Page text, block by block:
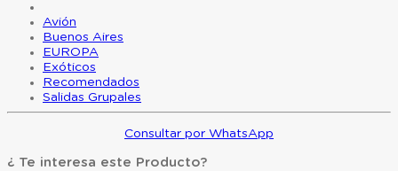
Avión
Buenos Aires
EUROPA
Exóticos
Recomendados
Salidas Grupales
Consultar por WhatsApp
¿ Te interesa este Producto?